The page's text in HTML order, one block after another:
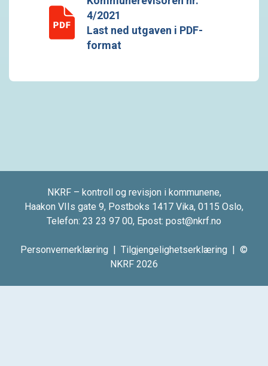
4/2021
Last ned utgaven i PDF-
format
NKRF – kontroll og revisjon i kommunene,
Haakon VIIs gate 9, Postboks 1417 Vika, 0115 Oslo,
Telefon: 23 23 97 00, Epost: post@nkrf.no
Personvernerklæring | Tilgjengelighetserklæring | ©
NKRF 2026